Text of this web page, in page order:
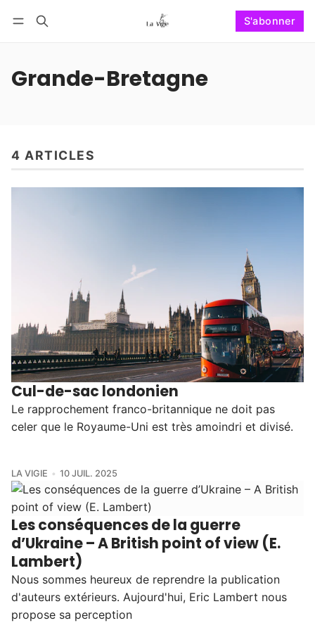
S'abonner
Grande-Bretagne
4 ARTICLES
Cul-de-sac londonien
Le rapprochement franco-britannique ne doit pas
celer que le Royaume-Uni est très amoindri et divisé.
LA VIGIE 10 JUIL. 2025
Les conséquences de la guerre
d’Ukraine – A British point of view (E.
Lambert)
Nous sommes heureux de reprendre la publication
d'auteurs extérieurs. Aujourd'hui, Eric Lambert nous
propose sa perception